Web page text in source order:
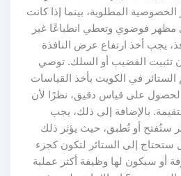
المطلوبة، بينما إذا كانت
فوضوي وتعطي انطباعًا غير
يجب أخذ ارتفاع عرض النافذة
تثبيت القضيب أو السلك. توصي
في الكويت بأخذ القياسات
على قياس دقيق، نظرًا لأن
بالإضافة إلى ذلك، يجب
ستُفتح أو تُطبق، حيث يؤثر ذلك
إلى الستائر لتكون كجزء
أو سيكون لها وظيفة أكثر عملية